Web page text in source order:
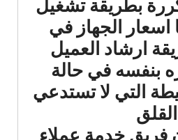
بطريقة تشغيل
اسعار الجهاز في
ارشاد العميل
بنفسه في حالة
التي لا تستدعي
القلق
فريق خدمة عملاء